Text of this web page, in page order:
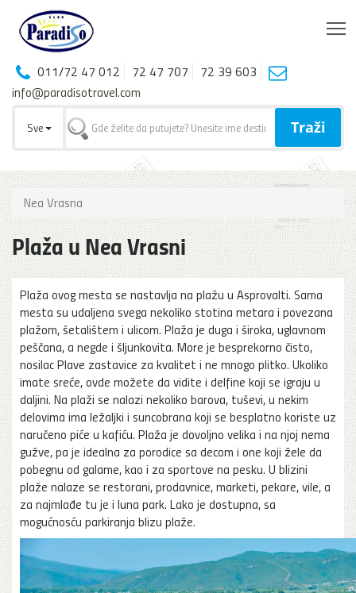
011/72 47 012 72 47 707
72 39 603
info@paradisotravel.com
Sve Traži
Nea Vrasna
Plaža u Nea Vrasni
Plaža ovog mesta se nastavlja na plažu u Asprovalti. Sama
mesta su udaljena svega nekoliko stotina metara i povezana
plažom, šetalištem i ulicom. Plaža je duga i široka, uglavnom
peščana, a negde i šljunkovita. More je besprekorno čisto,
nosilac Plave zastavice za kvalitet i ne mnogo plitko. Ukoliko
imate sreće, ovde možete da vidite i delfine koji se igraju u
daljini. Na plaži se nalazi nekoliko barova, tuševi, u nekim
delovima ima ležaljki i suncobrana koji se besplatno koriste uz
naručeno piće u kafiću. Plaža je dovoljno velika i na njoj nema
gužve, pa je idealna za porodice sa decom i one koji žele da
pobegnu od galame, kao i za sportove na pesku. U blizini
plaže nalaze se restorani, prodavnice, marketi, pekare, vile, a
za najmlađe tu je i luna park. Lako je dostupna, sa
mogućnosću parkiranja blizu plaže.